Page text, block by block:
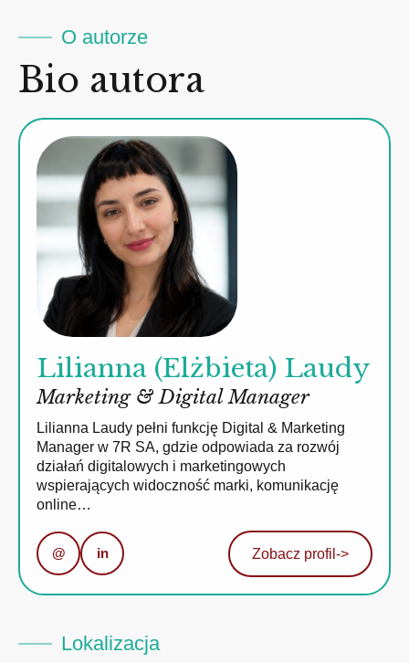
O autorze
Bio autora
Lilianna (Elżbieta) Laudy
Marketing & Digital Manager
Lilianna Laudy pełni funkcję Digital & Marketing
Manager w 7R SA, gdzie odpowiada za rozwój
działań digitalowych i marketingowych
wspierających widoczność marki, komunikację
online…
@ in Zobacz profil ->
Lokalizacja